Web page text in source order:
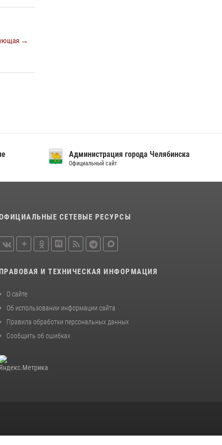
→
Администрация города Челябинска
Официальный сайт
СЕТЕВЫЕ РЕСУРСЫ
ПРАВОВАЯ И ТЕХНИЧЕСКАЯ ИНФОРМАЦИЯ
О сайте
Об использовании информации сайта
Правила обработки персональных данных
Сообщить об ошибках